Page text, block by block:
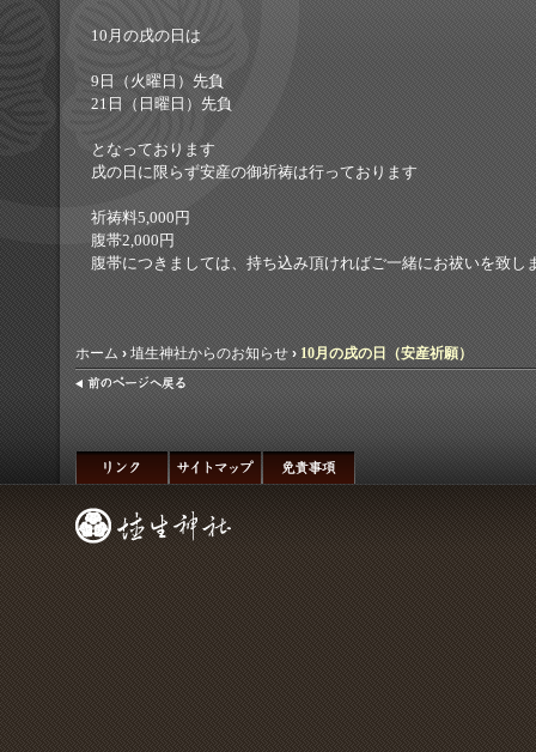
10月の戌の日は
9日（火曜日）先負
21日（日曜日）先負
となっております
戌の日に限らず安産の御祈祷は行っております
祈祷料5,000円
腹帯2,000円
腹帯につきましては、持ち込み頂ければご一緒にお祓いを致し
ホーム › 埴生神社からのお知らせ › 10月の戌の日（安産祈願）